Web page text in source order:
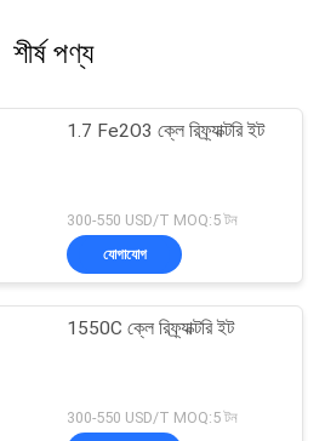
শীর্ষ পণ্য
1.7 Fe2O3 ক্লে রিফ্র্যাক্টরি ইট
300-550 USD/T MOQ:5 টন
যোগাযোগ
1550C ক্লে রিফ্র্যাক্টরি ইট
300-550 USD/T MOQ:5 টন